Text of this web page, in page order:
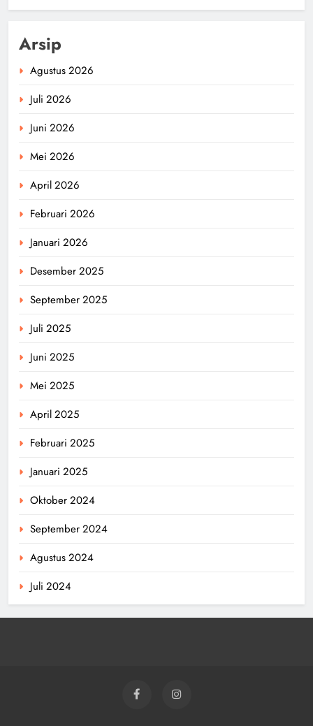
Arsip
Agustus 2026
Juli 2026
Juni 2026
Mei 2026
April 2026
Februari 2026
Januari 2026
Desember 2025
September 2025
Juli 2025
Juni 2025
Mei 2025
April 2025
Februari 2025
Januari 2025
Oktober 2024
September 2024
Agustus 2024
Juli 2024